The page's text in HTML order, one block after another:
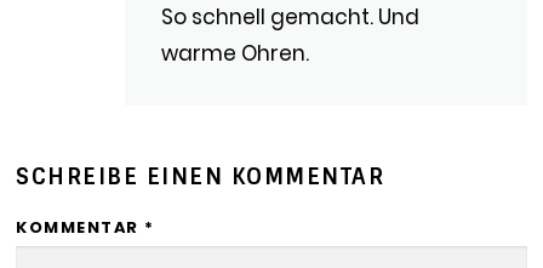
So schnell gemacht. Und
warme Ohren.
SCHREIBE EINEN KOMMENTAR
KOMMENTAR *